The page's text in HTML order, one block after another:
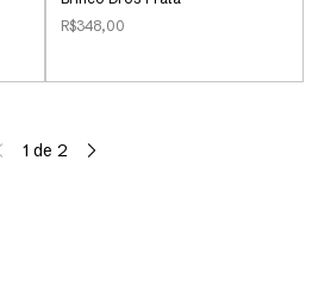
R$348,00
1 de 2